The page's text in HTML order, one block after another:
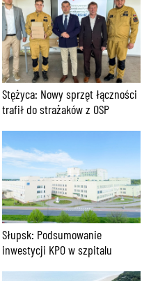
Stężyca: Nowy sprzęt łączności
trafił do strażaków z OSP
Słupsk: Podsumowanie
inwestycji KPO w szpitalu